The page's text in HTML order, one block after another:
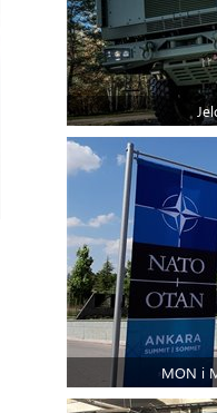
MON i